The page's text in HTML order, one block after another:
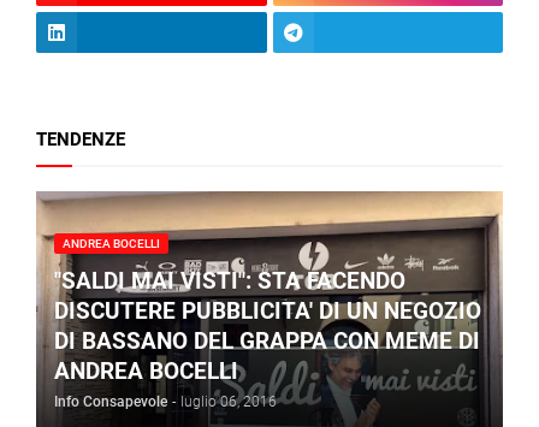
TENDENZE
ANDREA BOCELLI
"SALDI MAI VISTI": STA FACENDO
DISCUTERE PUBBLICITA' DI UN NEGOZIO
DI BASSANO DEL GRAPPA CON MEME DI
ANDREA BOCELLI
Info Consapevole - luglio 06, 2016